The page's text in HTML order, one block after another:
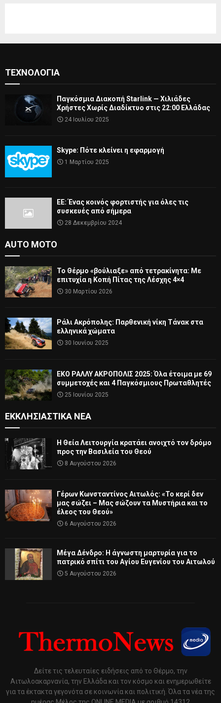
ΤΕΧΝΟΛΟΓΊΑ
Παγκόσμια Διακοπή Starlink — Χιλιάδες
Χρήστες Χωρίς Διαδίκτυο στις 22:00 Ελλάδας
24 Ιουλίου 2025
Skype: Πότε κλείνει η εφαρμογή
1 Μαρτίου 2025
ΕΕ: Ένας κοινός φορτιστής για όλες τις
συσκευές από σήμερα
28 Δεκεμβρίου 2024
AUTO MOTO
Το Θέρμο «βούλιαξε» από τετρακίνητα: Με
επιτυχία η Κοπή Πίτας της Λέσχης 4×4
30 Μαρτίου 2026
Ράλι Ακρόπολης: Παρθενική νίκη Τάνακ στα
ελληνικά χώματα
30 Ιουνίου 2025
ΕΚΟ ΡΑΛΛΥ ΑΚΡΟΠΟΛΙΣ 2025: Όλα έτοιμα με 69
συμμετοχές και 4 Παγκόσμιους Πρωταθλητές
25 Ιουνίου 2025
ΕΚΚΛΗΣΙΑΣΤΙΚΆ ΝΈΑ
Η Θεία Λειτουργία κρατάει ανοιχτό τον δρόμο
προς την Βασιλεία του Θεού
8 Αυγούστου 2026
Γέρων Κωνσταντίνος Αιτωλός: «Το κερί δεν
μας σώζει – Μας σώζουν τα Μυστήρια και το
έλεος του Θεού»
6 Αυγούστου 2026
Μέγα Δένδρο: Η άγνωστη μαρτυρία για το
πατρικό σπίτι του Αγίου Ευγενίου του Αιτωλού
5 Αυγούστου 2026
Δείτε τις τελευταίες ειδήσεις από το Θέρμο, την
Αιτωλοακαρνανία, την Ελλάδα και τον κόσμο και ενημερωθείτε
για τα έκτακτα γεγονότα σε κοινωνία και πολιτική. Όλα τα νέα της